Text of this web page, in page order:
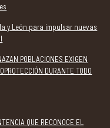
y León para impulsar nuevas
POBLACIONES EXIGEN
DURANTE TODO
QUE RECONOCE EL